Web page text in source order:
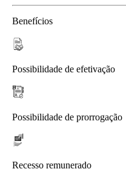
Benefícios
Possibilidade de efetivação
Possibilidade de prorrogação
Recesso remunerado